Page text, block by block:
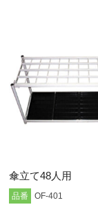
傘立て48人用
品番 OF-401